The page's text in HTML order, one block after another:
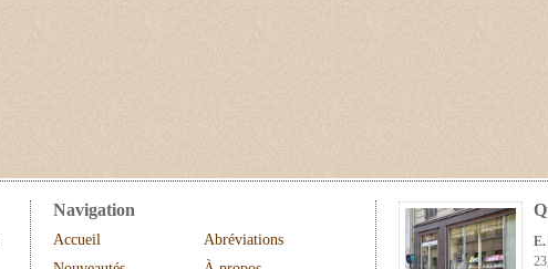
Navigation
Accueil
Abréviations